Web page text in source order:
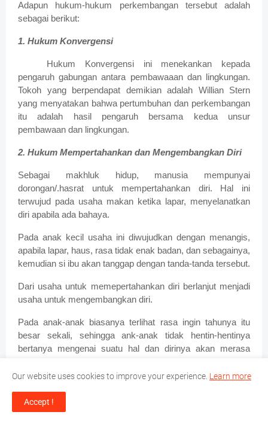
Adapun hukum-hukum perkembangan tersebut adalah
sebagai berikut:
1. Hukum Konvergensi
Hukum Konvergensi ini menekankan kepada
pengaruh gabungan antara pembawaaan dan lingkungan.
Tokoh yang berpendapat demikian adalah Willian Stern
yang menyatakan bahwa pertumbuhan dan perkembangan
itu adalah hasil pengaruh bersama kedua unsur
pembawaan dan lingkungan.
2. Hukum Mempertahankan dan Mengembangkan Diri
Sebagai makhluk hidup, manusia mempunyai
dorongan/.hasrat untuk mempertahankan diri. Hal ini
terwujud pada usaha makan ketika lapar, menyelanatkan
diri apabila ada bahaya.
Pada anak kecil usaha ini diwujudkan dengan menangis,
apabila lapar, haus, rasa tidak enak badan, dan sebagainya,
kemudian si ibu akan tanggap dengan tanda-tanda tersebut.
Dari usaha untuk memepertahankan diri berlanjut menjadi
usaha untuk mengembangkan diri.
Pada anak-anak biasanya terlihat rasa ingin tahunya itu
besar sekali, sehingga ank-anak tidak hentin-hentinya
bertanya mengenai suatu hal dan dirinya akan merasa
dan pengetahuan yang didapat dari sekelilingnya. Melalui
sebagainya itu dapat dianggap sebagai dorongan untuk
mengembangkan diri.
Our website uses cookies to improve your experience. Learn more
Accept !